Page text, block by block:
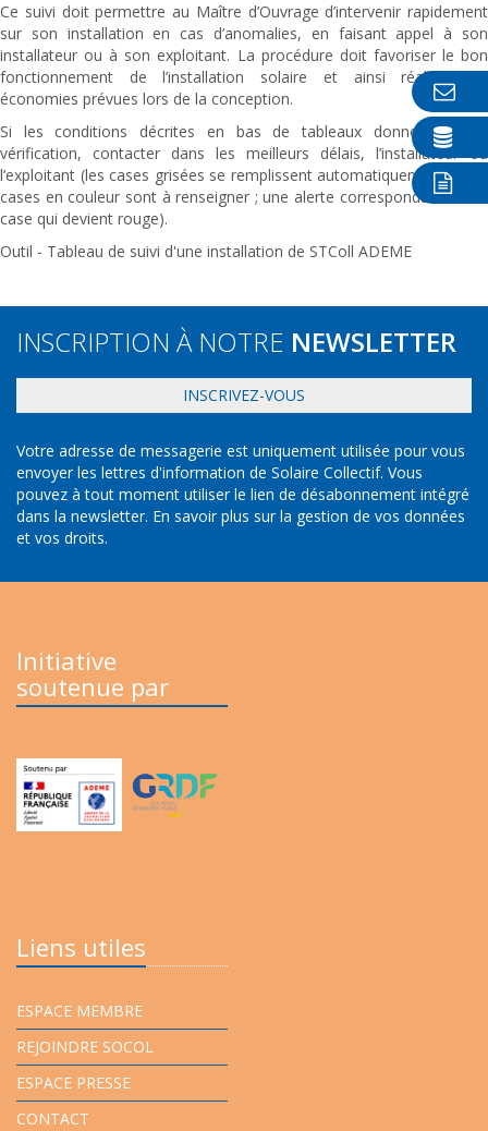
Ce suivi doit permettre au Maître d’Ouvrage d’intervenir rapidement
sur son installation en cas d’anomalies, en faisant appel à son
installateur ou à son exploitant. La procédure doit favoriser le bon
fonctionnement de l’installation solaire et ainsi réaliser les
économies prévues lors de la conception.
Si les conditions décrites en bas de tableaux donnent lieu à
vérification, contacter dans les meilleurs délais, l’installateur ou
l’exploitant (les cases grisées se remplissent automatiquement et les
cases en couleur sont à renseigner ; une alerte correspondant à une
case qui devient rouge).
Outil - Tableau de suivi d'une installation de STColl ADEME
INSCRIPTION À NOTRE NEWSLETTER
INSCRIVEZ-VOUS
Votre adresse de messagerie est uniquement utilisée pour vous
envoyer les lettres d'information de Solaire Collectif. Vous
pouvez à tout moment utiliser le lien de désabonnement intégré
dans la newsletter. En savoir plus sur la gestion de vos données
et vos droits.
Initiative
soutenue par
Liens utiles
ESPACE MEMBRE
REJOINDRE SOCOL
ESPACE PRESSE
CONTACT